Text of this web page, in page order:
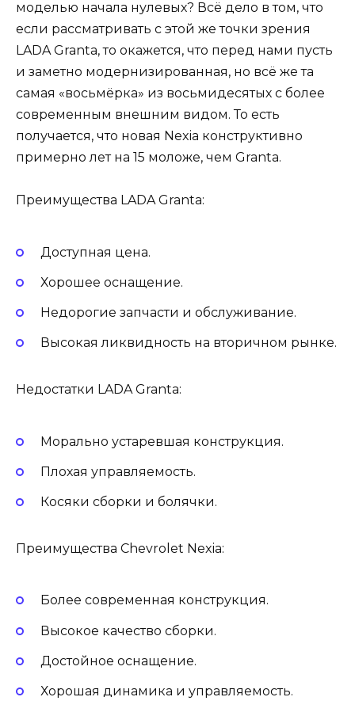
моделью начала нулевых? Всё дело в том, что
если рассматривать с этой же точки зрения
LADA Granta, то окажется, что перед нами пусть
и заметно модернизированная, но всё же та
самая «восьмёрка» из восьмидесятых с более
современным внешним видом. То есть
получается, что новая Nexia конструктивно
примерно лет на 15 моложе, чем Granta.
Преимущества LADA Granta:
Доступная цена.
Хорошее оснащение.
Недорогие запчасти и обслуживание.
Высокая ликвидность на вторичном рынке.
Недостатки LADA Granta:
Морально устаревшая конструкция.
Плохая управляемость.
Косяки сборки и болячки.
Преимущества Chevrolet Nexia:
Более современная конструкция.
Высокое качество сборки.
Достойное оснащение.
Хорошая динамика и управляемость.